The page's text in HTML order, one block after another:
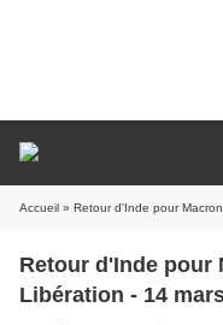
Accueil » Retour d'Inde pour
Retour d'Inde pour
Libération - 14